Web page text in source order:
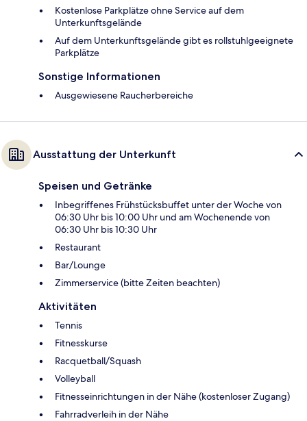
Kostenlose Parkplätze ohne Service auf dem
Unterkunftsgelände
Auf dem Unterkunftsgelände gibt es rollstuhlgeeignete
Parkplätze
Sonstige Informationen
Ausgewiesene Raucherbereiche
Ausstattung der Unterkunft
Speisen und Getränke
Inbegriffenes Frühstücksbuffet unter der Woche von
06:30 Uhr bis 10:00 Uhr und am Wochenende von
06:30 Uhr bis 10:30 Uhr
Restaurant
Bar/Lounge
Zimmerservice (bitte Zeiten beachten)
Aktivitäten
Tennis
Fitnesskurse
Racquetball/Squash
Volleyball
Fitnesseinrichtungen in der Nähe (kostenloser Zugang)
Fahrradverleih in der Nähe